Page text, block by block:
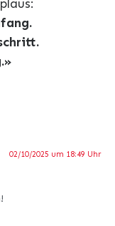
02/10/2025 um 18:49 Uhr